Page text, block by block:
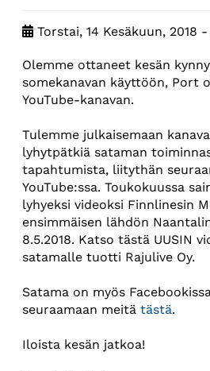
Torstai, 14 Kesäkuun, 2018 -
Olemme ottaneet kesän
somekanavan käyttöön, Port
YouTube-kanavan.
Tulemme julkaisemaan
lyhytpätkiä sataman
tapahtumista, liitythän
YouTube:ssa. Toukokuussa
lyhyeksi videoksi Finnlinesin
ensimmäisen lähdön
8.5.2018. Katso tästä UUSIN
satamalle tuotti Rajulive Oy.
Satama on myös
seuraamaan meitä tästä.
Iloista kesän jatkoa!